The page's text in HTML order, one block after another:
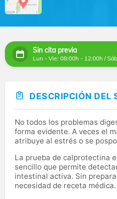
Sin cita previa
Lun - Vie: 08:00h - 12:00h /
DESCRIPCIÓN DEL
No todos los problemas
forma evidente. A veces el
atribuye al estrés o se
La prueba de calprotectina
sencillo que permite
intestinal activa. Sin
necesidad de receta médica.